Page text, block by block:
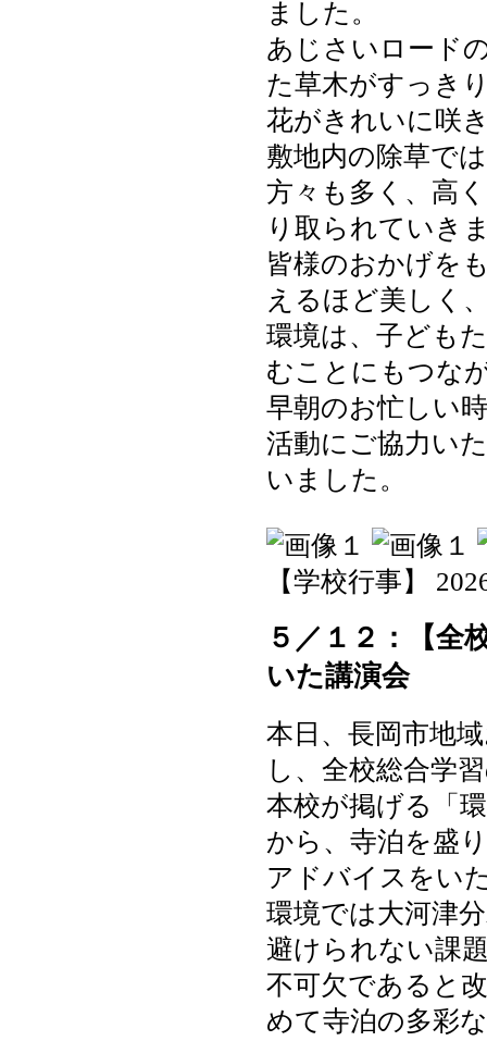
ました。
あじさいロード
た草木がすっき
花がきれいに咲
敷地内の除草で
方々も多く、高
り取られていき
皆様のおかげを
えるほど美しく
環境は、子ども
むことにもつな
早朝のお忙しい
活動にご協力い
いました。
【学校行事】
５／１２：【全
いた講演会
本日、長岡市地
し、全校総合学
本校が掲げる「
から、寺泊を盛
アドバイスをい
環境では大河津
避けられない課
不可欠であると
めて寺泊の多彩